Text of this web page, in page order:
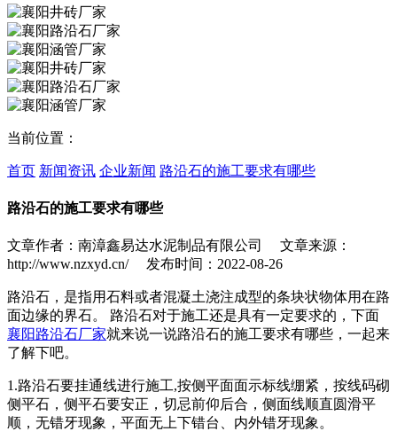
当前位置：
首页 新闻资讯 企业新闻 路沿石的施工要求有哪些
路沿石的施工要求有哪些
文章作者：南漳鑫易达水泥制品有限公司 文章来源：
http://www.nzxyd.cn/ 发布时间：2022-08-26
路沿石，是指用石料或者混凝土浇注成型的条块状物体用在路
面边缘的界石。 路沿石对于施工还是具有一定要求的，下面
襄阳路沿石厂家就来说一说路沿石的施工要求有哪些，一起来
了解下吧。
1.路沿石要挂通线进行施工,按侧平面面示标线绷紧，按线码砌
侧平石，侧平石要安正，切忌前仰后合，侧面线顺直圆滑平
顺，无错牙现象，平面无上下错台、内外错牙现象。